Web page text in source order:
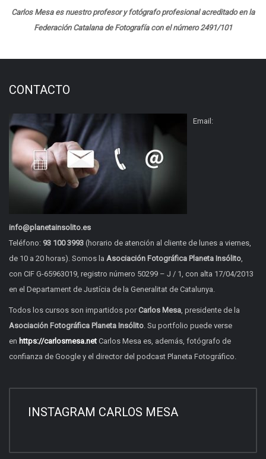
Carlos Mesa es nuestro profesor y fotógrafo profesional acreditado en la
Federación Catalana de Fotografía con el número 2491/101
CONTACTO
Email:
info@planetainsolito.es
Teléfono: 93 100 3993 (horario de atención al cliente de lunes a viernes,
de 10 a 20 horas). Somos la Asociación Fotográfica Planeta Insólito,
con CIF G-65963019, registro número 50299 – J / 1, con alta 17/04/2013
en el Departament de Justícia de la Generalitat de Catalunya.
Todos los cursos son impartidos porCarlos Mesa, presidente de la
Asociación Fotográfica Planeta Insólito. Su portfolio puede verse
en https://carlosmesa.net Carlos Mesa es, además, fotógrafo de
confianza de Google y el director del podcast Planeta Fotográfico.
INSTAGRAM CARLOS MESA